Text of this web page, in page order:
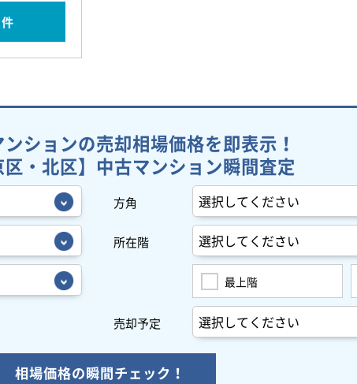
件
ションの売却相場価格を即表示！
区・北区】中古マンション瞬間査定
方角
所在階
最上階
売却予定
相場価格の瞬間チェック！